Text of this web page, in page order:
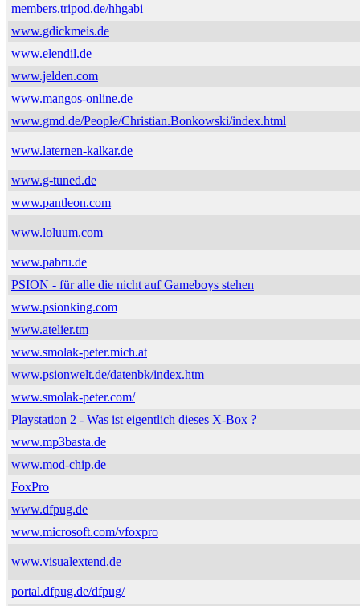
members.tripod.de/hhgabi
www.gdickmeis.de
www.elendil.de
www.jelden.com
www.mangos-online.de
www.gmd.de/People/Christian.Bonkowski/index.html
www.laternen-kalkar.de
www.g-tuned.de
www.pantleon.com
www.loluum.com
www.pabru.de
PSION - für alle die nicht auf Gameboys stehen
www.psionking.com
www.atelier.tm
www.smolak-peter.mich.at
www.psionwelt.de/datenbk/index.htm
www.smolak-peter.com/
Playstation 2 - Was ist eigentlich dieses X-Box ?
www.mp3basta.de
www.mod-chip.de
FoxPro
www.dfpug.de
www.microsoft.com/vfoxpro
www.visualextend.de
portal.dfpug.de/dfpug/